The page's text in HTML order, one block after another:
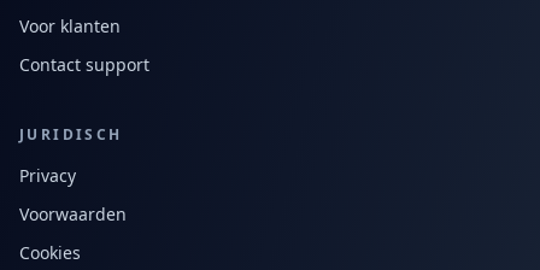
Voor klanten
Contact support
JURIDISCH
Privacy
Voorwaarden
Cookies